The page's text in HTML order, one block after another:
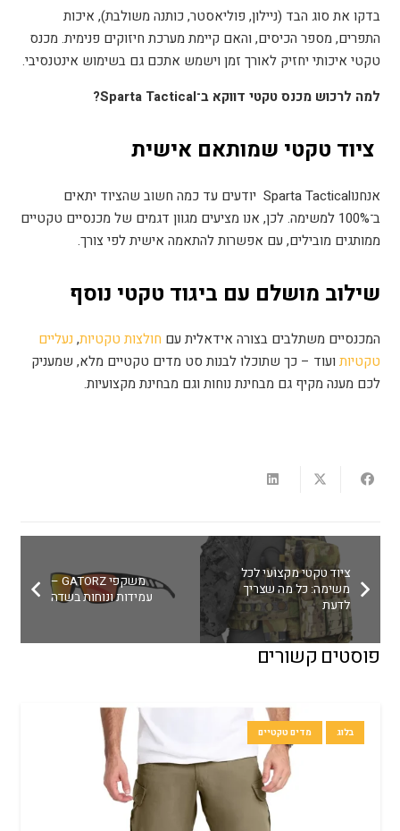
בדקו את סוג הבד (ניילון, פוליאסטר, כותנה משולבת), איכות
התפרים, מספר הכיסים, והאם קיימת מערכת חיזוקים פנימית. מכנס
טקטי איכותי יחזיק לאורך זמן וישמש אתכם גם בשימוש אינטנסיבי.
למה לרכוש מכנס טקטי דווקא ב־Sparta Tactical?
ציוד טקטי שמותאם אישית
אנחנוSparta Tactical יודעים עד כמה חשוב שהציוד יתאים
ב־100% למשימה. לכן, אנו מציעים מגוון דגמים של מכנסיים טקטיים
ממותגים מובילים, עם אפשרות להתאמה אישית לפי צורך.
שילוב מושלם עם ביגוד טקטי נוסף
המכנסיים משתלבים בצורה אידאלית עם חולצות טקטיות, נעליים
טקטיות ועוד – כך שתוכלו לבנות סט מדים טקטיים מלא, שמעניק
לכם מענה מקיף גם מבחינת נוחות וגם מבחינת מקצועיות.
משקפי GATORZ –
עמידות ונוחות בשדה
ציוד טקטי מקצועי לכל
משימה: כל מה שצריך
לדעת
פוסטים קשורים
בלוג מדים טקטיים